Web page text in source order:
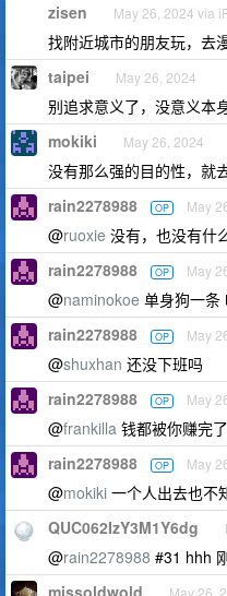
zisen May 26, 2024 via
找附近城市的朋友玩，去
taipei May 26, 2024
别追求意义了，没意义本
mokiki May 26, 2024
没有那么强的目的性，就
rain2278988 OP May
@ruoxie 没有，也没有什
rain2278988 OP May
@naminokoe 单身狗一条
rain2278988 OP May
@shuxhan 还没下班吗
rain2278988 OP May
@frankilla 钱都被你赚完了
rain2278988 OP May
@mokiki 一个人出去也不
QUC062IzY3M1Y6dg
@rain2278988 #31 hhh
missoldwold May 26,